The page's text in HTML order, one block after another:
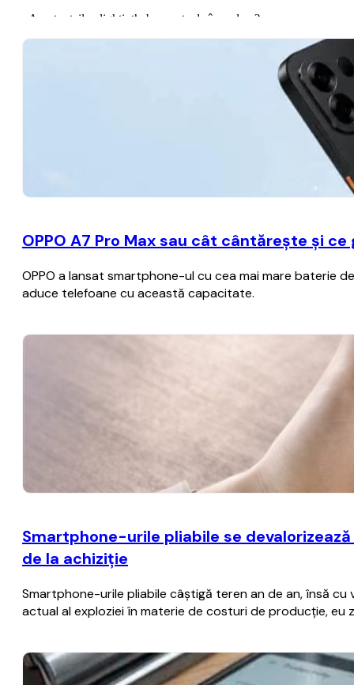
OPPO A7 Pro Max sau cât cântărește și
OPPO a lansat smartphone-ul cu cea mai mare baterie
aduce telefoane cu această capacitate.
Smartphone-urile pliabile se
de la achiziţie
Smartphone-urile pliabile câştigă teren an de an, însă
actual al exploziei în materie de costuri de producţie,